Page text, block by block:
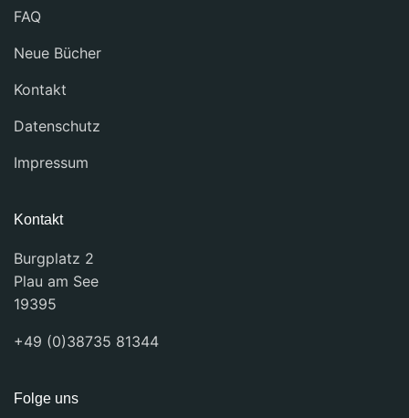
FAQ
Neue Bücher
Kontakt
Datenschutz
Impressum
Kontakt
Burgplatz 2
Plau am See
19395
+49 (0)38735 81344
Folge uns